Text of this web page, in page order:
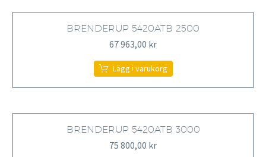
BRENDERUP 5420ATB 2500
67 963,00 kr
Lägg i varukorg
BRENDERUP 5420ATB 3000
75 800,00 kr